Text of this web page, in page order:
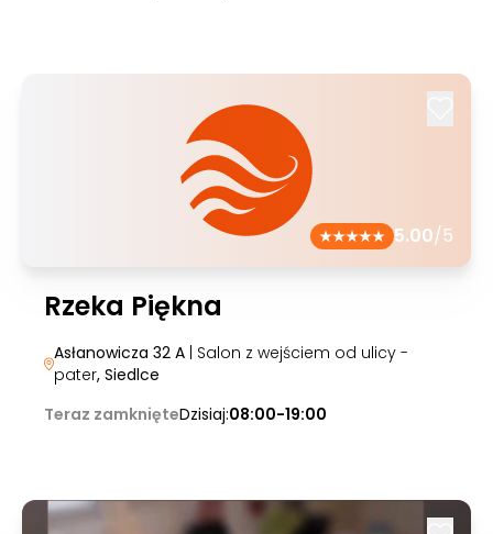
5.00/5
Rzeka Piękna
Asłanowicza 32 A| Salon z wejściem od ulicy -
pater, Siedlce
Teraz zamknięteDzisiaj:08:00-19:00